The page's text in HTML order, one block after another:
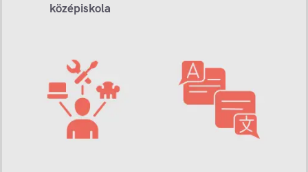
középiskola